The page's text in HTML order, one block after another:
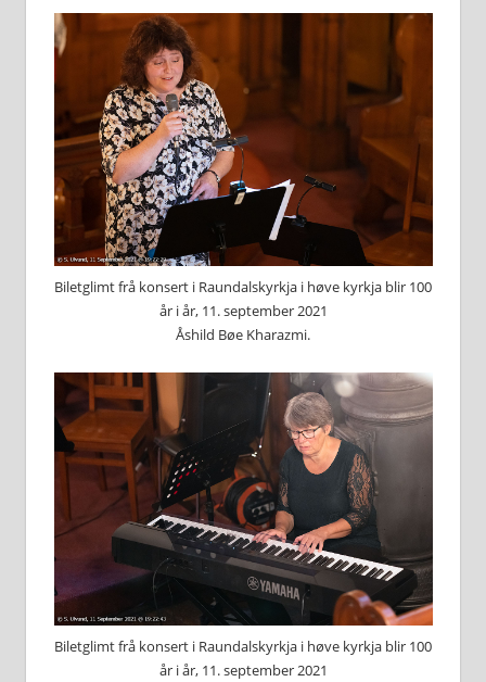
Biletglimt frå konsert i Raundalskyrkja i høve kyrkja blir 100
år i år, 11. september 2021
Åshild Bøe Kharazmi.
Biletglimt frå konsert i Raundalskyrkja i høve kyrkja blir 100
år i år, 11. september 2021